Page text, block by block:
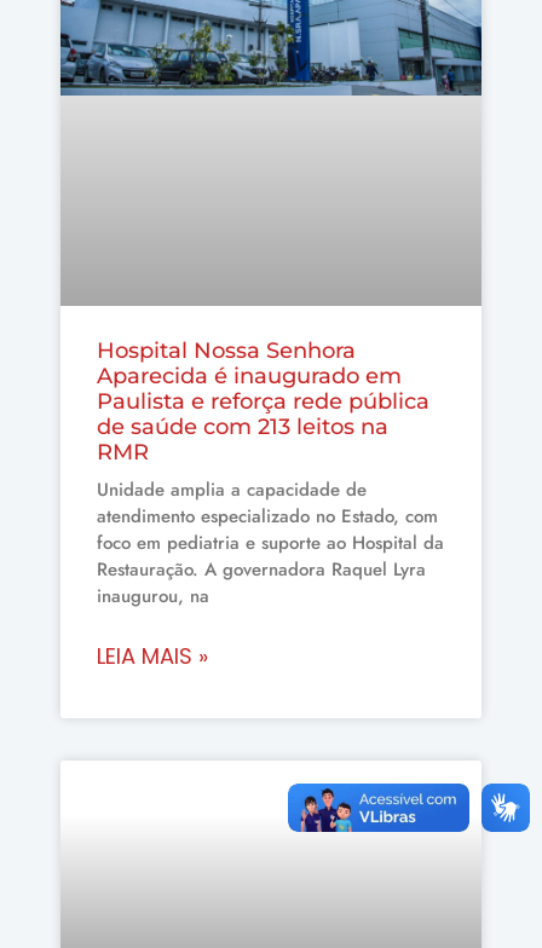
Hospital Nossa Senhora
Aparecida é inaugurado em
Paulista e reforça rede pública
de saúde com 213 leitos na
RMR
Unidade amplia a capacidade de
atendimento especializado no Estado, com
foco em pediatria e suporte ao Hospital da
Restauração. A governadora Raquel Lyra
inaugurou, na
LEIA MAIS »
HRRBC